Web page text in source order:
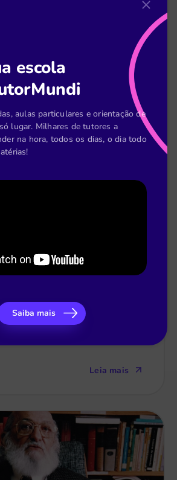
2 de out
no ensino híbrido: 10
Leia mais
entenda tudo com nosso guia
Leia mais
escola
aulas particulares e orientação de
lugar. Milhares de tutores a
na hora, todos os dias, o dia todo
Saiba mais